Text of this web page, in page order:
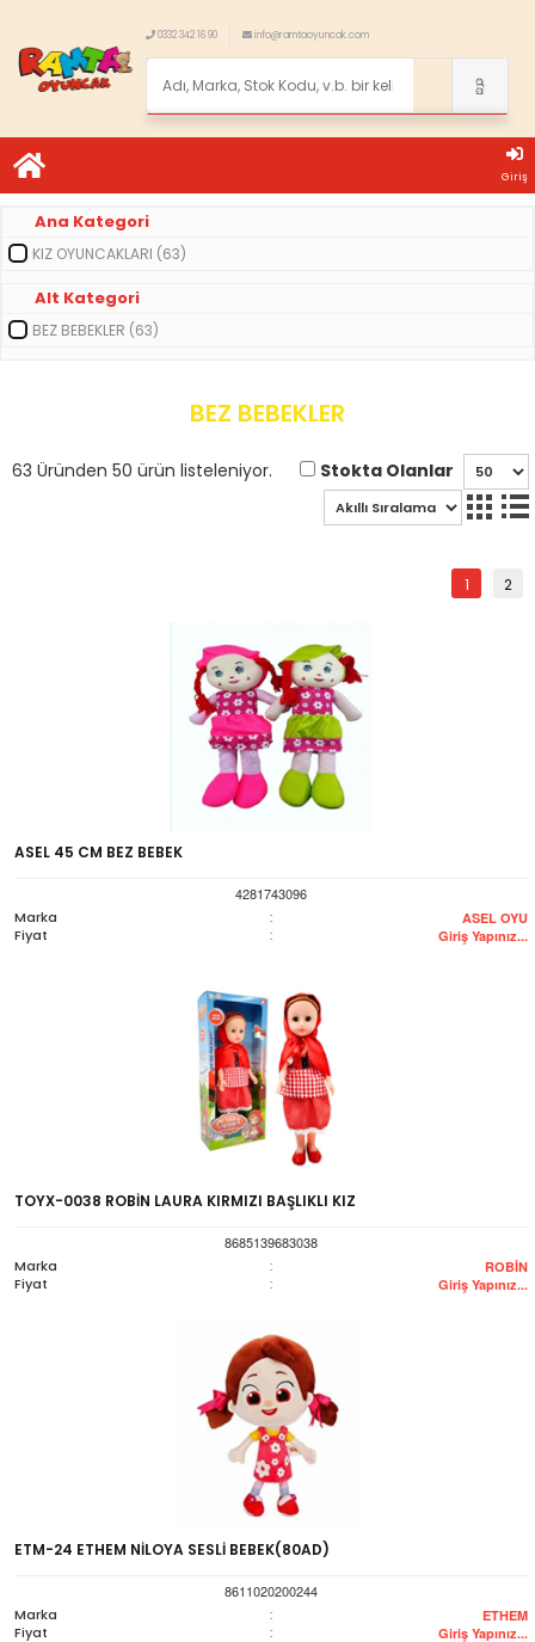
0332 342 16 90 info@ramtaoyuncak.com
Giriş
Ana Kategori
KIZ OYUNCAKLARI (63)
Alt Kategori
BEZ BEBEKLER (63)
BEZ BEBEKLER
63 Üründen 50 ürün listeleniyor. Stokta Olanlar
1 2
ASEL 45 CM BEZ BEBEK
4281743096
Marka
: ASEL OYU
Fiyat : Giriş Yapınız...
TOYX-0038 ROBİN LAURA KIRMIZI BAŞLIKLI KIZ
8685139683038
Marka
: ROBİN
Fiyat : Giriş Yapınız...
ETM-24 ETHEM NİLOYA SESLİ BEBEK(80AD)
8611020200244
Marka
: ETHEM
Fiyat : Giriş Yapınız...